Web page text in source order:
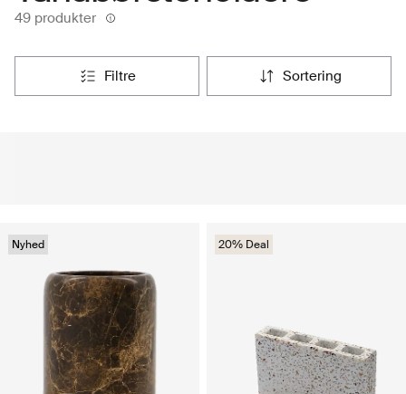
49 produkter
filtre sortering
Nyhed 20% Deal